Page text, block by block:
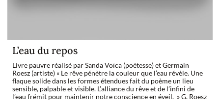
L’eau du repos
Livre pauvre réalisé par Sanda Voïca (poétesse) et Germain
Roesz (artiste) « Le rêve pénètre la couleur que l’eau révèle. Une
flaque solide dans les formes étendues fait du poème un lieu
sensible, palpable et visible. L’alliance du rêve et de l’infini de
l’eau frémit pour maintenir notre conscience en éveil. » G. Roesz